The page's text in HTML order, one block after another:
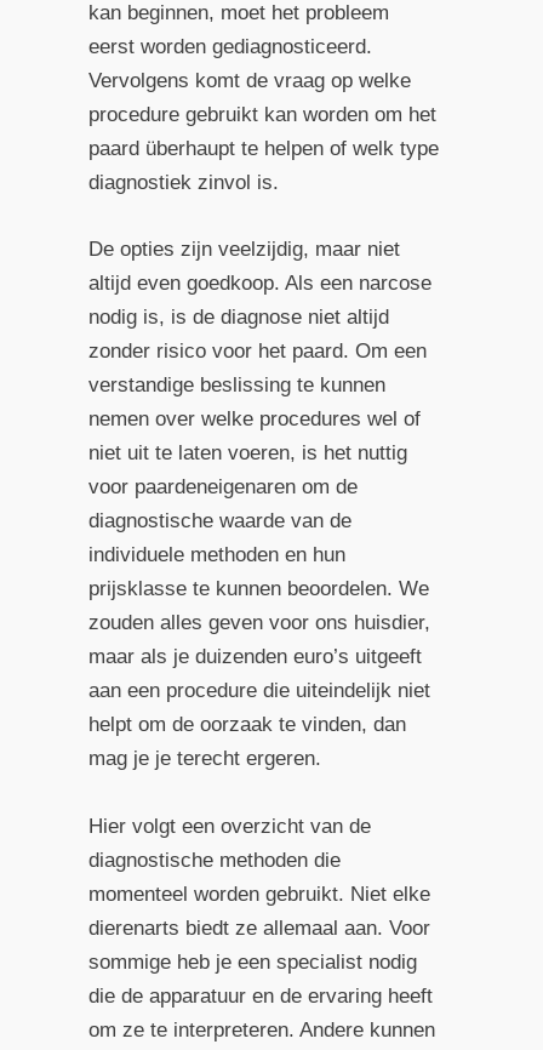
kan beginnen, moet het probleem
eerst worden gediagnosticeerd.
Vervolgens komt de vraag op welke
procedure gebruikt kan worden om het
paard überhaupt te helpen of welk type
diagnostiek zinvol is.
De opties zijn veelzijdig, maar niet
altijd even goedkoop. Als een narcose
nodig is, is de diagnose niet altijd
zonder risico voor het paard. Om een
verstandige beslissing te kunnen
nemen over welke procedures wel of
niet uit te laten voeren, is het nuttig
voor paardeneigenaren om de
diagnostische waarde van de
individuele methoden en hun
prijsklasse te kunnen beoordelen. We
zouden alles geven voor ons huisdier,
maar als je duizenden euro’s uitgeeft
aan een procedure die uiteindelijk niet
helpt om de oorzaak te vinden, dan
mag je je terecht ergeren.
Hier volgt een overzicht van de
diagnostische methoden die
momenteel worden gebruikt. Niet elke
dierenarts biedt ze allemaal aan. Voor
sommige heb je een specialist nodig
die de apparatuur en de ervaring heeft
om ze te interpreteren. Andere kunnen